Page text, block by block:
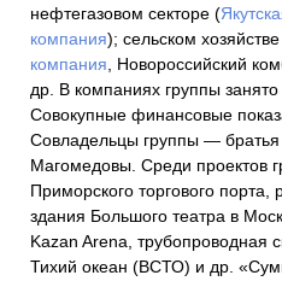
нефтегазовом секторе (
компания); сельском
компания , Новороссийский
др. В компаниях группы
Совокупные финансовые
Совладельцы группы —
Магомедовы. Среди проектов
Приморского торгового порта,
здания Большого театра в
Kazan Arena, трубопроводная
Тихий океан (ВСТО) и др.